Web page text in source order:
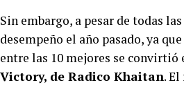
Sin embargo, a pesar de todas
desempeño el año pasado, ya
entre las 10 mejores se convirtió
Victory, de Radico Khaitan.